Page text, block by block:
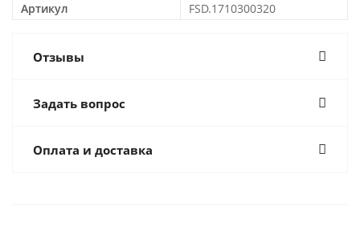
Артикул FSD.1710300320
Отзывы
Задать вопрос
Оплата и доставка